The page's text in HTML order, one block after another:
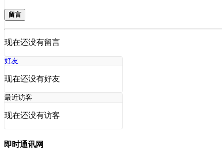
留言
现在还没有留言
好友
现在还没有好友
最近访客
现在还没有访客
即时通讯网